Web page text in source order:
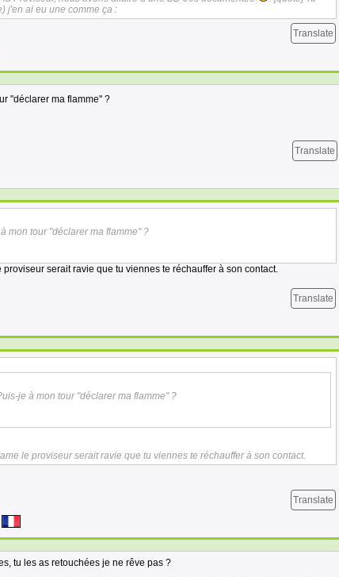
j'en ai eu une comme ça :
Translate
"déclarer ma flamme" ?
Translate
mon tour "déclarer ma flamme" ?
serait ravie que tu viennes te réchauffer à son contact.
Translate
je à mon tour "déclarer ma flamme" ?
le proviseur serait ravie que tu viennes te réchauffer à son contact.
Translate
tu les as retouchées je ne rêve pas ?